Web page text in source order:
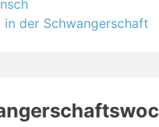
der Schwangerschaft